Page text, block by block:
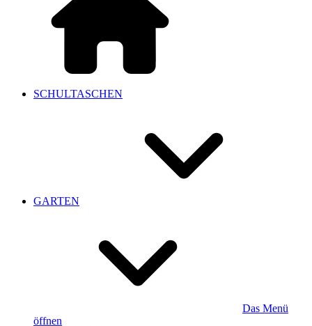
SCHULTASCHEN
GARTEN
Das Menü
öffnen